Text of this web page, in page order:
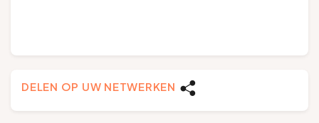
DELEN OP UW NETWERKEN